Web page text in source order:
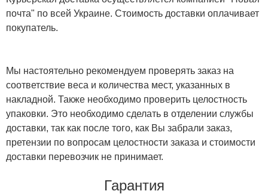
почта" по всей Украине. Стоимость доставки оплачивает
покупатель.
Мы настоятельно рекомендуем проверять заказ на
соответствие веса и количества мест, указанных в
накладной. Также необходимо проверить целостность
упаковки. Это необходимо сделать в отделении службы
доставки, так как после того, как Вы забрали заказ,
претензии по вопросам целостности заказа и стоимости
доставки перевозчик не принимает.
Гарантия